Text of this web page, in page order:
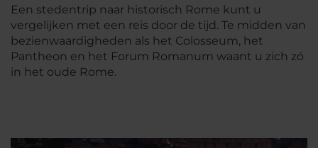
Een stedentrip naar historisch Rome kunt u
vergelijken met een reis door de tijd. Te midden van
bezienwaardigheden als het Colosseum, het
Pantheon en het Forum Romanum waant u zich zó
in het oude Rome.